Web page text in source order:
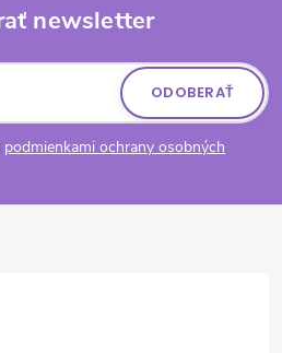
newsletter
podmienkami ochrany osobných
ODOBERAŤ